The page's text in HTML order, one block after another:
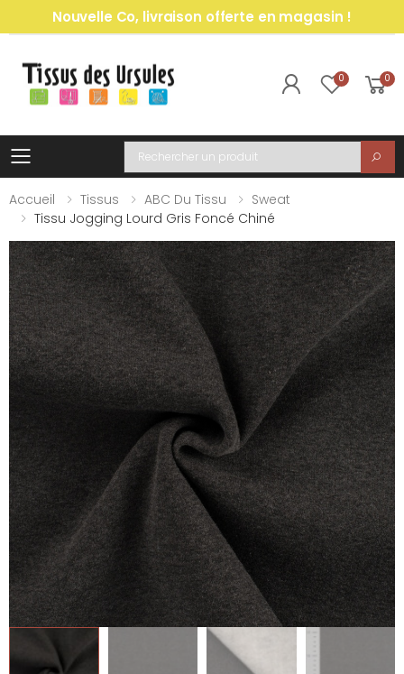
Nouvelle Co, livraison offerte en magasin !
0 0
Toggle mobile menu
Recherche
Accueil
Tissus ABC Du Tissu
Sweat
Tissu Jogging Lourd Gris Foncé Chiné